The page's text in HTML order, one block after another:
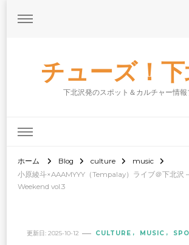
チューズ！
下北沢発のスポット＆カルチャー情報
ホーム Blog culture
music
小原綾斗×AAAMYYY（Tempalay）ライブ＠下北沢
Weekend vol.3
更新日: 2025-10-12 CULTURE MUSIC